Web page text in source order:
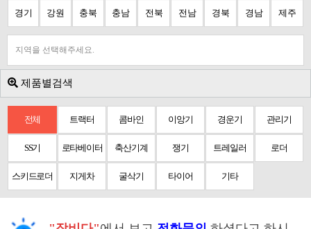
경기 강원 충북 충남 전북 전남 경북 경남 제주
지역을 선택해주세요.
제품별검색
전체 트랙터 콤바인 이앙기 경운기 관리기
SS기 로타베이터 축산기계 쟁기 트레일러 로더
스키드로더 지게차 굴삭기 타이어 기타